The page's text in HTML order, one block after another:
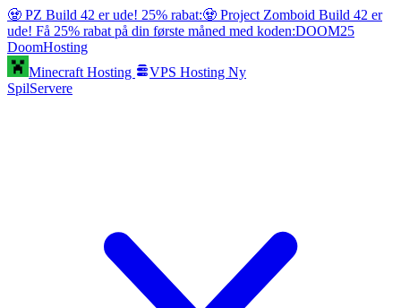
🧟 PZ Build 42 er ude! 25% rabat:🧟 Project Zomboid Build 42 er
ude! Få 25% rabat på din første måned med koden:DOOM25
DoomHosting
Minecraft Hosting
VPS Hosting Ny
SpilServere